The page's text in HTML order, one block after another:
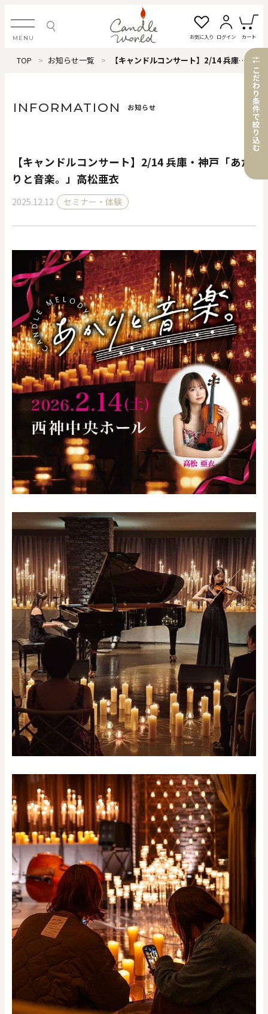
MENU お気に入り ログイン カート
ログイン・新規会員登録
すべてのアイテム
カテゴリから探す
価格で探す
0 20000
円 ～ 円
クリア OK
色で探す
TOP お知らせ一覧 【キャンドルコンサート】2/14 兵庫・神戸「あかりと音楽。」高松亜衣
INFORMATION お知らせ
【キャンドルコンサート】2/14 兵庫・神戸「あか
りと音楽。」高松亜衣
2025.12.12 セミナー・体験
こ
だ
わ
り
条
件
で
絞
り
込
む